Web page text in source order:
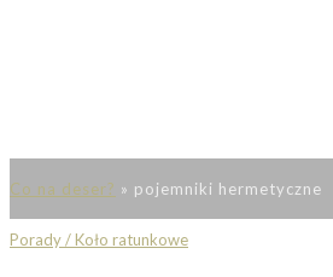
Co na deser? » pojemniki hermetyczne
Porady / Koło ratunkowe